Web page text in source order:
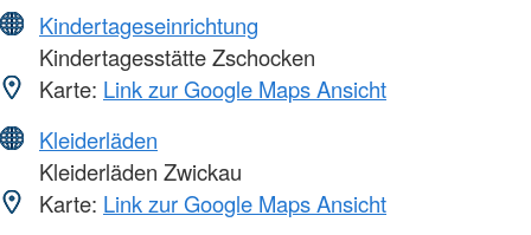
Kindertageseinrichtung
Kindertagesstätte Zschocken
Karte: Link zur Google Maps Ansicht
Kleiderläden
Kleiderläden Zwickau
Karte: Link zur Google Maps Ansicht